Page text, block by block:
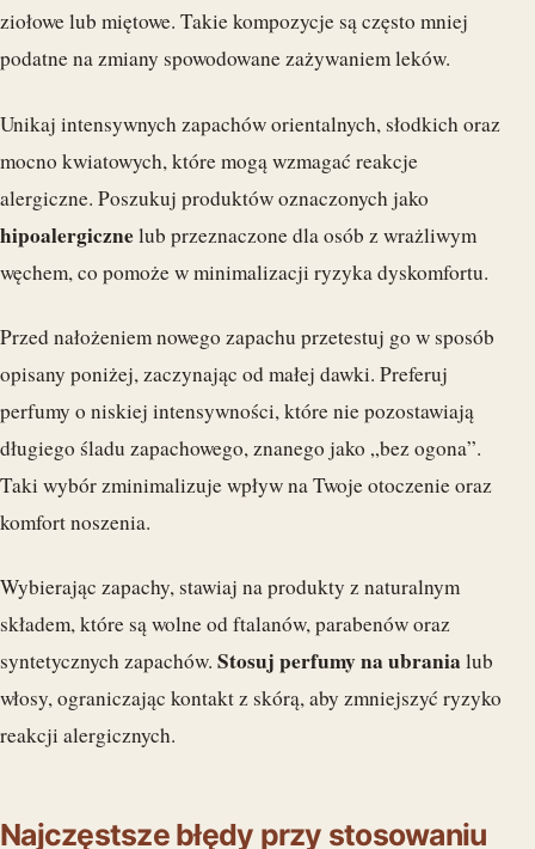
ziołowe lub miętowe. Takie kompozycje są często mniej
podatne na zmiany spowodowane zażywaniem leków.
Unikaj intensywnych zapachów orientalnych, słodkich oraz
mocno kwiatowych, które mogą wzmagać reakcje
alergiczne. Poszukuj produktów oznaczonych jako
hipoalergicznelub przeznaczone dla osób z wrażliwym
węchem, co pomoże w minimalizacji ryzyka dyskomfortu.
Przed nałożeniem nowego zapachu przetestuj go w sposób
opisany poniżej, zaczynając od małej dawki. Preferuj
perfumy o niskiej intensywności, które nie pozostawiają
długiego śladu zapachowego, znanego jako „bez ogona”.
Taki wybór zminimalizuje wpływ na Twoje otoczenie oraz
komfort noszenia.
Wybierając zapachy, stawiaj na produkty z naturalnym
składem, które są wolne od ftalanów, parabenów oraz
syntetycznych zapachów. Stosuj perfumy na ubrania lub
włosy, ograniczając kontakt z skórą, aby zmniejszyć ryzyko
reakcji alergicznych.
Najczęstsze błędy przy stosowaniu